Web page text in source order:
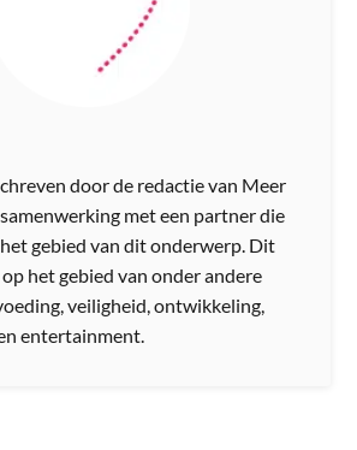
door de redactie van Meer
met een partner die
gebied van dit onderwerp. Dit
het gebied van onder andere
veiligheid, ontwikkeling,
entertainment.